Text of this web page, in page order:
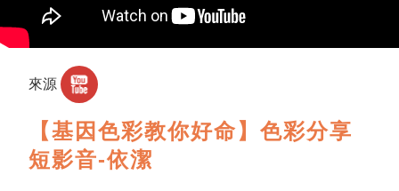
來源
【基因色彩教你好命】色彩分享
短影音-依潔